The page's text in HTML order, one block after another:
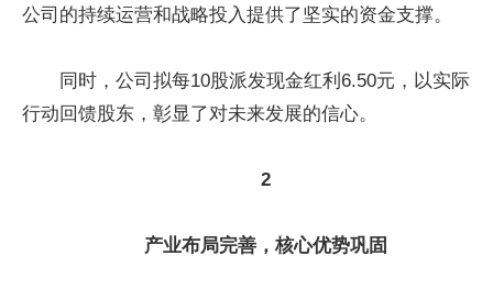
公司的持续运营和战略投入提供了坚实的资金支撑。
同时，公司拟每10股派发现金红利6.50元，以实际
行动回馈股东，彰显了对未来发展的信心。
2
产业布局完善，核心优势巩固